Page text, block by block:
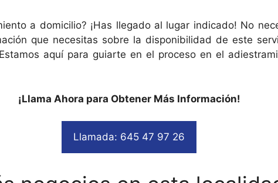
a domicilio? ¡Has llegado al lugar indicado! No
que necesitas sobre la disponibilidad de este
aquí para guiarte en el proceso en el
¡Llama Ahora para Obtener Más Información!
Llamada: 645 47 97 26